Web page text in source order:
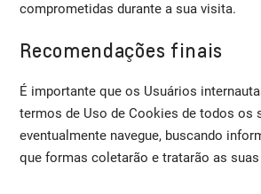
comprometidas durante a sua visita.
Recomendações finais
É importante que os Usuários
termos de Uso de Cookies de todos os
eventualmente navegue, buscando
que formas coletarão e tratarão as